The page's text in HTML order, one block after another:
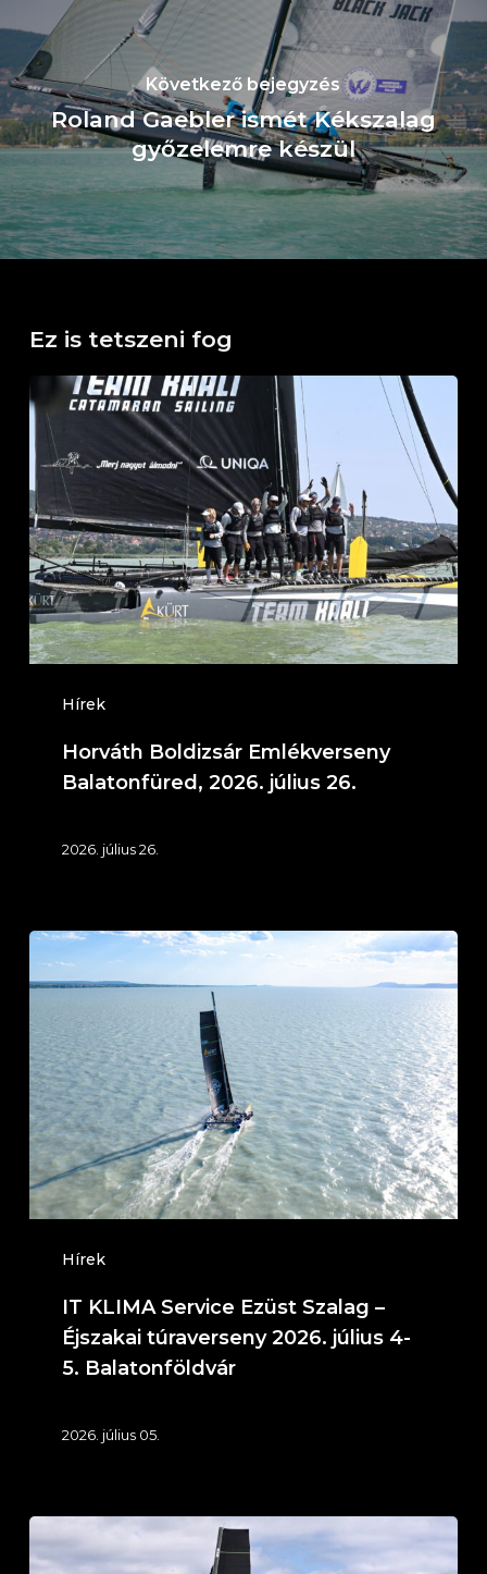
Következő bejegyzés
Roland Gaebler ismét Kékszalag
győzelemre készül
Ez is tetszeni fog
Hírek
Horváth
Boldizsár
Emlékverseny
Balatonfüred,
2026.
július
26.
Horváth Boldizsár Emlékverseny
Balatonfüred, 2026. július 26.
2026. július 26.
Hírek
IT
KLIMA
Service
Ezüst
Szalag
–
Éjszakai
túraverseny
2026.
július
Balatonföldvár
IT KLIMA Service Ezüst Szalag –
Éjszakai túraverseny 2026. július 4-
5. Balatonföldvár
2026. július 05.
58.
Mihálkovics-